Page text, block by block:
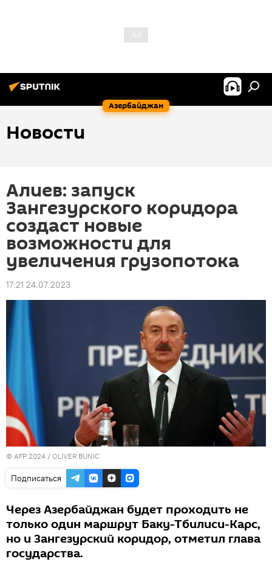
Азербайджан
Новости
Алиев: запуск
Зангезурского коридора
создаст новые
возможности для
увеличения грузопотока
17:21 24.07.2023
© AFP 2024 / OLIVER BUNIC
Подписаться
Через Азербайджан будет проходить не
только один маршрут Баку-Тбилиси-Карс,
но и Зангезурский коридор, отметил глава
государства.